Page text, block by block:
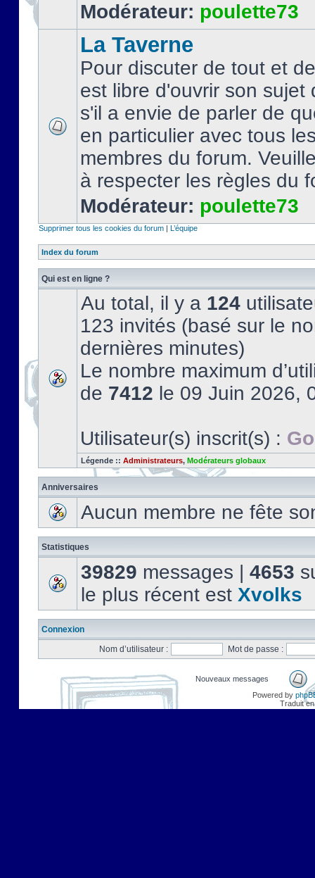
Modérateur: poulette73
La Taverne
Pour discuter de tout et
est libre d'ouvrir son sujet
s'il a envie de parler de
en particulier avec tous
membres du forum.
à respecter les règles du
Modérateur: poulette73
Supprimer tous les cookies du forum | L’équipe
Index du forum
Qui est en ligne ?
Au total, il y a 124
123 invités (basé sur le
dernières minutes)
Le nombre maximum
de 7412 le 09 Juin 2026,
Utilisateur(s) inscrit(s) :
Légende :: Administrateurs, Modérateurs globaux
Anniversaires
Aucun membre ne fête
Statistiques
39829 messages | 4653
le plus récent est Xvolks
Connexion
Nom d’utilisateur :
Mot de passe :
Nouveaux messages
Powered by
Traduit